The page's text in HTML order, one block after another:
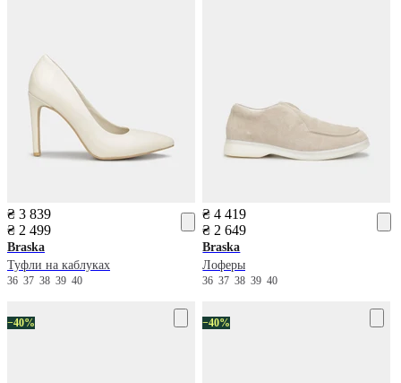
₴ 3 839
₴ 2 499
Braska
Туфли на каблуках
36 37 38 39 40
₴ 4 419
₴ 2 649
Braska
Лоферы
3637383940
−40% −40%